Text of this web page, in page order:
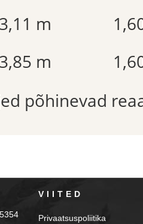
3,11 m
3,85 m
põhinevad
VIITED
Privaatsuspoliitika